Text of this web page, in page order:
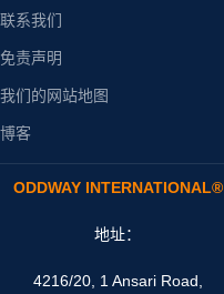
联系我们
免责声明
我们的网站地图
博客
ODDWAY INTERNATIONAL®
地址：
4216/20, 1 Ansari Road,